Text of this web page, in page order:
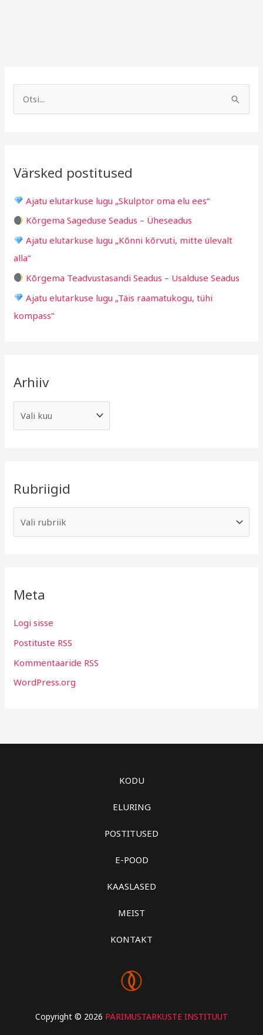
c
o
r
:
Värsked postitused
Ajatu elutarkuse lugu „Skulptor oma elu ees“
Kõrgema Sageduse Seadus – Üheseadus
Ajatu elutarkuse lugu „Kõnni kõrvuti, mitte ülevalt
alla“
Kõrgema Teadvustasandi Seadus – Usalduse Seadus
Ajatu elutarkuse lugu „Täis raamatukogu, tühi
kompass“
Arhiiv
Rubriigid
g
i
d
Meta
Logi sisse
Postituste RSS
Kommentaaride RSS
WordPress.org
KODU
ELURING
POSTITUSED
E-POOD
KAASLASED
MEIST
KONTAKT
Copyright © 2026 PÄRIMUSTARKUSTE INSTITUUT